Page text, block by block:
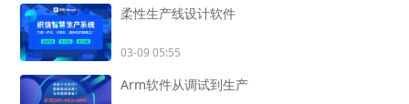
柔性生产线设计软件
03-09 05:55
Arm软件从调试到生产